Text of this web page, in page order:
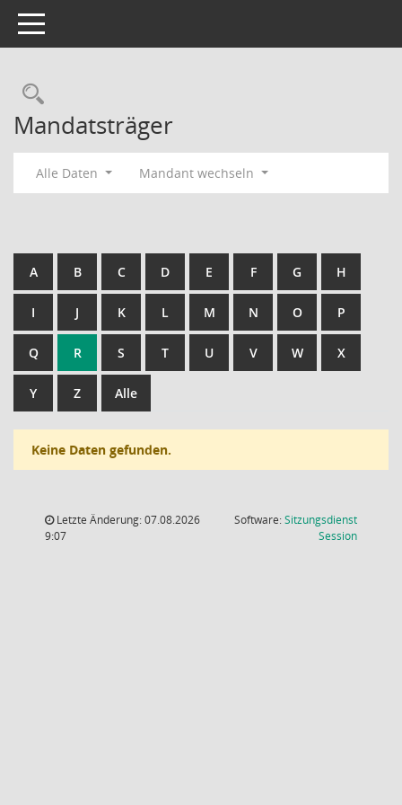
Toggle navigation
Rechercheauswahl
Mandatsträger
Alle Daten Mandant wechseln
A B C D E F G H
I J K L M N O P
Q R S T U V W X
Y Z Alle
Keine Daten gefunden.
Letzte Änderung: 07.08.2026
9:07
Software:Sitzungsdienst
Session(Wird in